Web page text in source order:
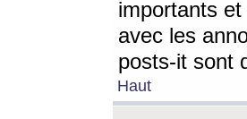
importants
avec les
posts-it sont
Haut